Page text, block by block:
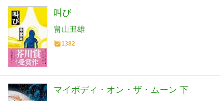
叫び
畠山丑雄
1382
マイボディ・オン・ザ・ムーン 下